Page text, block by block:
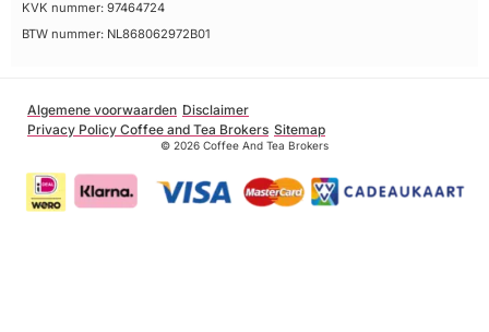
KVK nummer: 97464724
BTW nummer: NL868062972B01
Algemene voorwaarden Disclaimer
Privacy Policy Coffee and Tea Brokers Sitemap
© 2026 Coffee And Tea Brokers